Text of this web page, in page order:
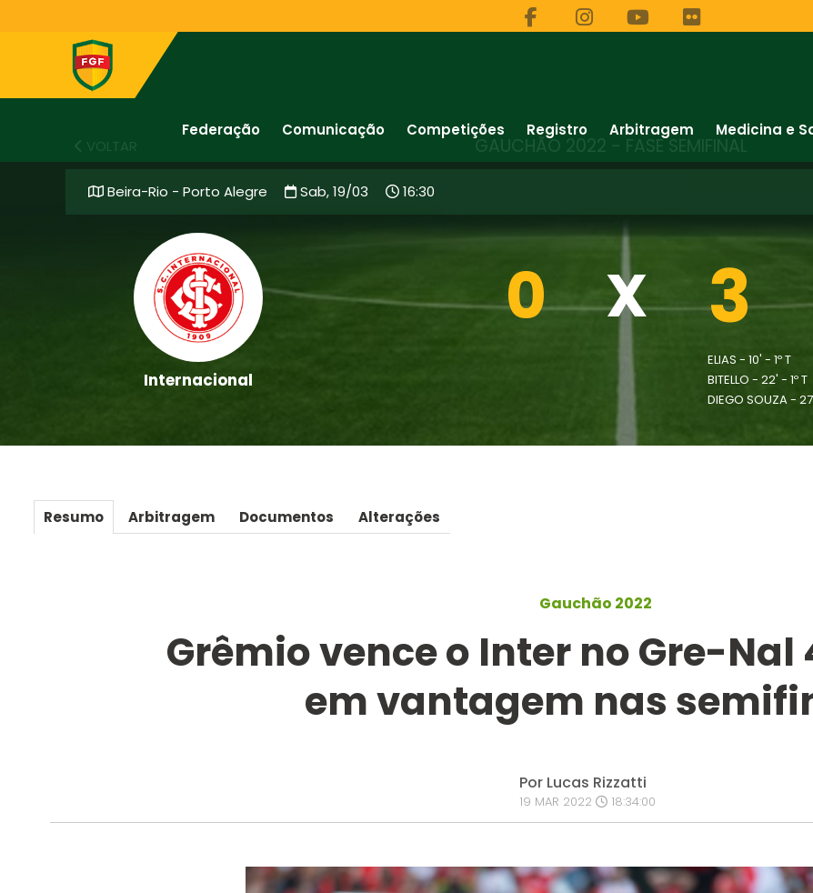
Federação Comunicação Competições Registro Arbitragem Medicina e
VOLTAR
GAUCHÃO 2022 - FASE SEMIFINAL
Beira-Rio - Porto Alegre Sab, 19/03 16:30
Internacional
0 X 3
ELIAS - 10' - 1º T
BITELLO - 22' - 1º T
DIEGO SOUZA -
Resumo Arbitragem Documentos Alterações
Gauchão 2022
Grêmio vence o Inter no Gre-Nal
em vantagem nas
Por Lucas Rizzatti
19 MAR 2022 18:34:00